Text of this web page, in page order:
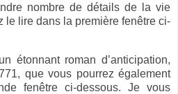
nombre de détails de la vie
le lire dans la première fenêtre ci-
étonnant roman d’anticipation,
que vous pourrez également
fenêtre ci-dessous. Je vous